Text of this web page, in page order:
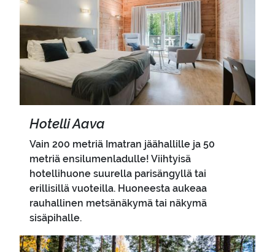
Ho­tel­li Aava
Vain 200 metriä Imatran jäähallille ja 50
metriä ensilumenladulle! Viihtyisä
hotellihuone suurella parisängyllä tai
erillisillä vuoteilla. Huoneesta aukeaa
rauhallinen metsänäkymä tai näkymä
sisäpihalle.
Pääkuva